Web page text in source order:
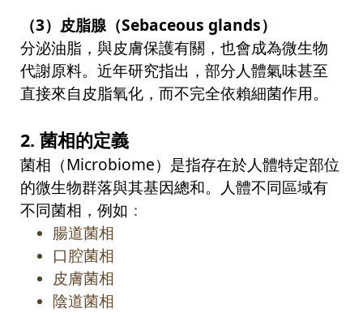
（3）皮脂腺（Sebaceous glands）
分泌油脂，與皮膚保護有關，也會成為微生物
代謝原料。近年研究指出，部分人體氣味甚至
直接來自皮脂氧化，而不完全依賴細菌作用。
2. 菌相的定義
菌相（Microbiome）是指存在於人體特定部位
的微生物群落與其基因總和。人體不同區域有
不同菌相，例如 ：
腸道菌相
口腔菌相
皮膚菌相
陰道菌相